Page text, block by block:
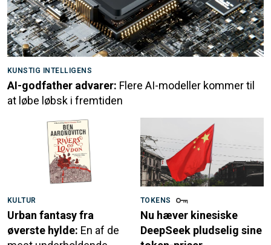
KUNSTIG INTELLIGENS
AI-godfather advarer: Flere AI-modeller kommer til
at løbe løbsk i fremtiden
KULTUR
Urban fantasy fra
øverste hylde: En af de
TOKENS
Nu hæver kinesiske
DeepSeek pludselig sine